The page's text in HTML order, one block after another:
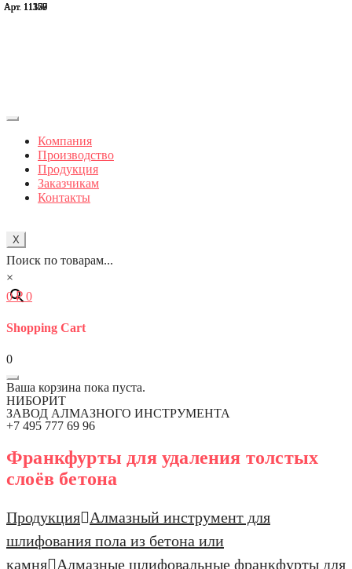
Компания
Производство
Продукция
Заказчикам
Контакты
X
Поиск по товарам...
×
0₽ 0
Shopping Cart
0
Ваша корзина пока пуста.
НИБОРИТ
ЗАВОД АЛМАЗНОГО ИНСТРУМЕНТА
+7 495 777 69 96
Франкфурты для удаления толстых
слоёв бетона
Продукция
Алмазный инструмент для
шлифования пола из бетона или
камня
Алмазные шлифовальные франкфурты для
Арт. 11177
Арт. 11179
Арт. 11357
Арт. 11358
Арт. 11359
Арт. 11360